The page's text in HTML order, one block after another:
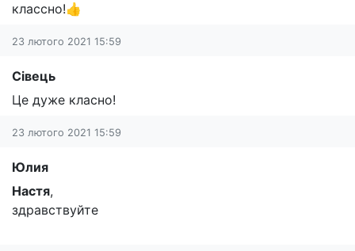
классно!👍
23 лютого 2021 15:59
Сівець
Це дуже класно!
23 лютого 2021 15:59
Юлия
Настя,
здравствуйте